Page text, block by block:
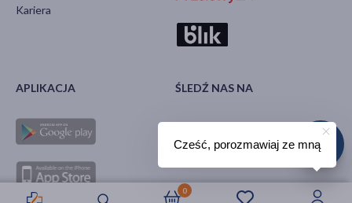
0
Kariera
APLIKACJA ŚLEDŹ NAS NA
Cześć, porozmawiaj ze mną